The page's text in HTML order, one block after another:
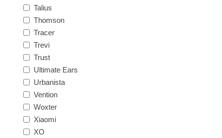
Talius
Thomson
Tracer
Trevi
Trust
Ultimate Ears
Urbanista
Vention
Woxter
Xiaomi
XO